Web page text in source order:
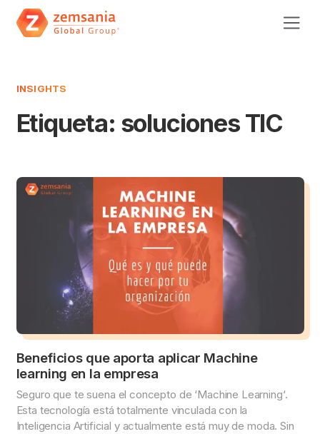
INSIGHTS
Etiqueta: soluciones TIC
Beneficios que aporta aplicar Machine
learning en la empresa
Seguro que te suena el concepto de ‘Machine Learning‘.
Esta tecnología está totalmente vinculada con la
Inteligencia Artificial y actualmente está muy de moda. Sin